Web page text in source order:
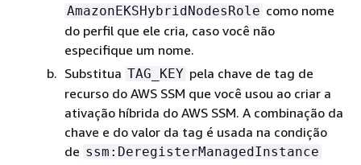
AmazonEKSHybridNodesRole como nome
do perfil que ele cria, caso você não
especifique um nome.
Substitua TAG_KEY pela chave de tag de
recurso do AWS SSM que você usou ao criar a
ativação híbrida do AWS SSM. A combinação da
chave e do valor da tag é usada na condição
de ssm:DeregisterManagedInstance